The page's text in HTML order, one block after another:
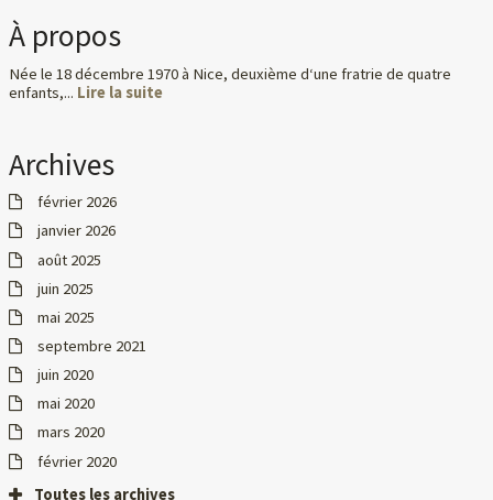
À propos
Née le 18 décembre 1970 à Nice, deuxième d‘une fratrie de quatre
enfants,... Lire la suite
Archives
février 2026
janvier 2026
août 2025
juin 2025
mai 2025
septembre 2021
juin 2020
mai 2020
mars 2020
février 2020
Toutes les archives